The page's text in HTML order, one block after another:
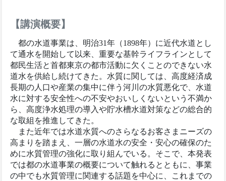
【講演概要】
都の水道事業は、明治31年（1898年）に近代水道とし
て通水を開始して以来、重要な基幹ライフラインとして
都民生活と首都東京の都市活動に欠くことのできない水
道水を供給し続けてきた。水質に関しては、高度経済成
長期の人口や産業の集中に伴う河川の水質悪化で、水道
水に対する安全性への不安やおいしくないという不満か
ら、高度浄水処理の導入や貯水槽水道対策などの総合的
な取組を推進してきた。
また近年では水道水質へのさらなるお客さまニーズの
高まりを踏まえ、一層の水道水の安全・安心の確保のた
めに水質管理の強化に取り組んでいる。そこで、本発表
では都の水道事業の概要について触れるとともに、事業
の中でも水質管理に関連する話題を中心に、これまでの